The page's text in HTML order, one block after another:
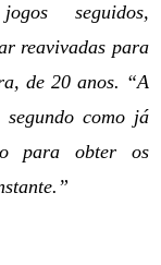
seguidos,
reavivadas para
de 20 anos. “A
como já
para obter os